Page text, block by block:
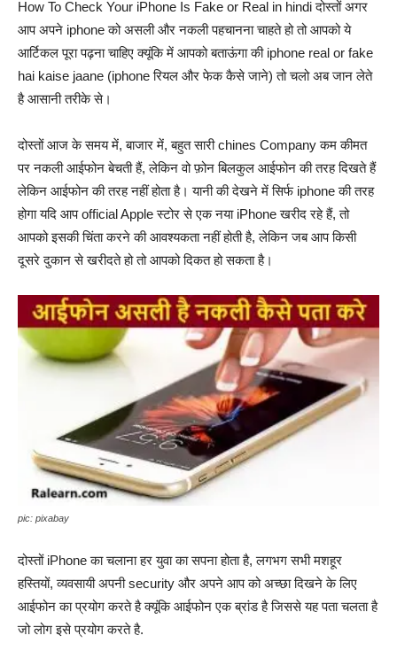
How To Check Your iPhone Is Fake or Real in hindi दोस्तों अगर
आप अपने iphone को असली और नकली पहचानना चाहते हो तो आपको ये
आर्टिकल पूरा पढ़ना चाहिए क्यूंकि में आपको बताऊंगा की iphone real or fake
hai kaise jaane (iphone रियल और फेक कैसे जाने) तो चलो अब जान लेते
है आसानी तरीके से।
दोस्तों आज के समय में, बाजार में, बहुत सारी chines Company कम कीमत
पर नकली आईफोन बेचती हैं, लेकिन वो फ़ोन बिलकुल आईफोन की तरह दिखते हैं
लेकिन आईफोन की तरह नहीं होता है। यानी की देखने में सिर्फ iphone की तरह
होगा यदि आप official Apple स्टोर से एक नया iPhone खरीद रहे हैं, तो
आपको इसकी चिंता करने की आवश्यकता नहीं होती है, लेकिन जब आप किसी
दूसरे दुकान से खरीदते हो तो आपको दिकत हो सकता है।
pic: pixabay
दोस्तों iPhone का चलाना हर युवा का सपना होता है, लगभग सभी मशहूर
हस्तियों, व्यवसायी अपनी security और अपने आप को अच्छा दिखने के लिए
आईफोन का प्रयोग करते है क्यूंकि आईफोन एक ब्रांड है जिससे यह पता चलता है
जो लोग इसे प्रयोग करते है.